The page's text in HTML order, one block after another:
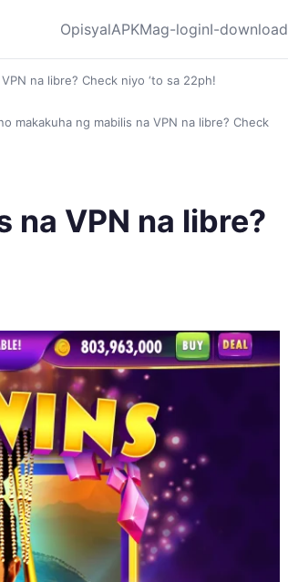
OpisyalAPKMag-loginI-download
na libre? Check niyo ‘to sa 22ph!
makakuha ng mabilis na VPN na libre? Check
na VPN na libre?